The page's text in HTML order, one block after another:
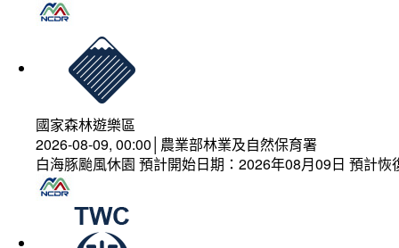
國家森林遊樂區
2026-08-09, 00:00│農業部林業及自然保育署
白海豚颱風休園 預計開始日期：2026年08月09日 預計